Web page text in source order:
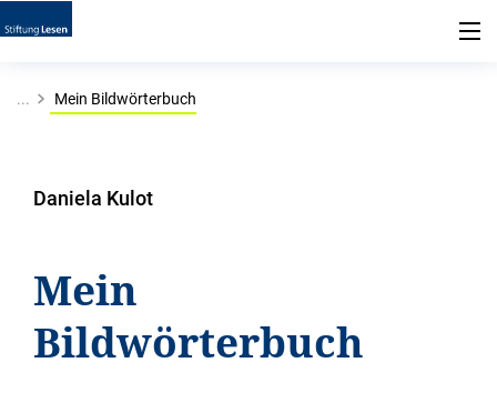
... Mein Bildwörterbuch
Daniela Kulot
Mein
Bildwörterbuch